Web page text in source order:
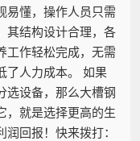
易懂，操作人员只需
其结构设计合理，各
工作轻松完成，无需
了人力成本。 如果
选设备，那么大槽钢
，就是选择更高的生
回报！快来拨打：